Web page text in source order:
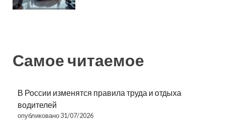
Самое читаемое
В России изменятся правила труда и отдыха
водителей
опубликовано 31/07/2026